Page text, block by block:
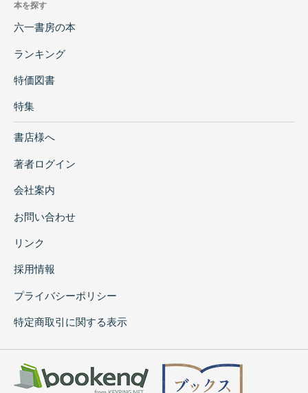
本を探す
六一書房の本
ランキング
特価図書
特集
書店様へ
著者ログイン
会社案内
お問い合わせ
リンク
採用情報
プライバシーポリシー
特定商取引に関する表示